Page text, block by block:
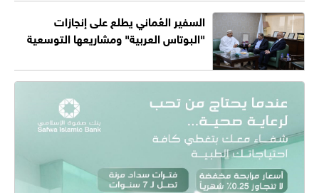
السفير العُماني يطلع على إنجازات
"البوتاس العربية" ومشاريعها التوسعية